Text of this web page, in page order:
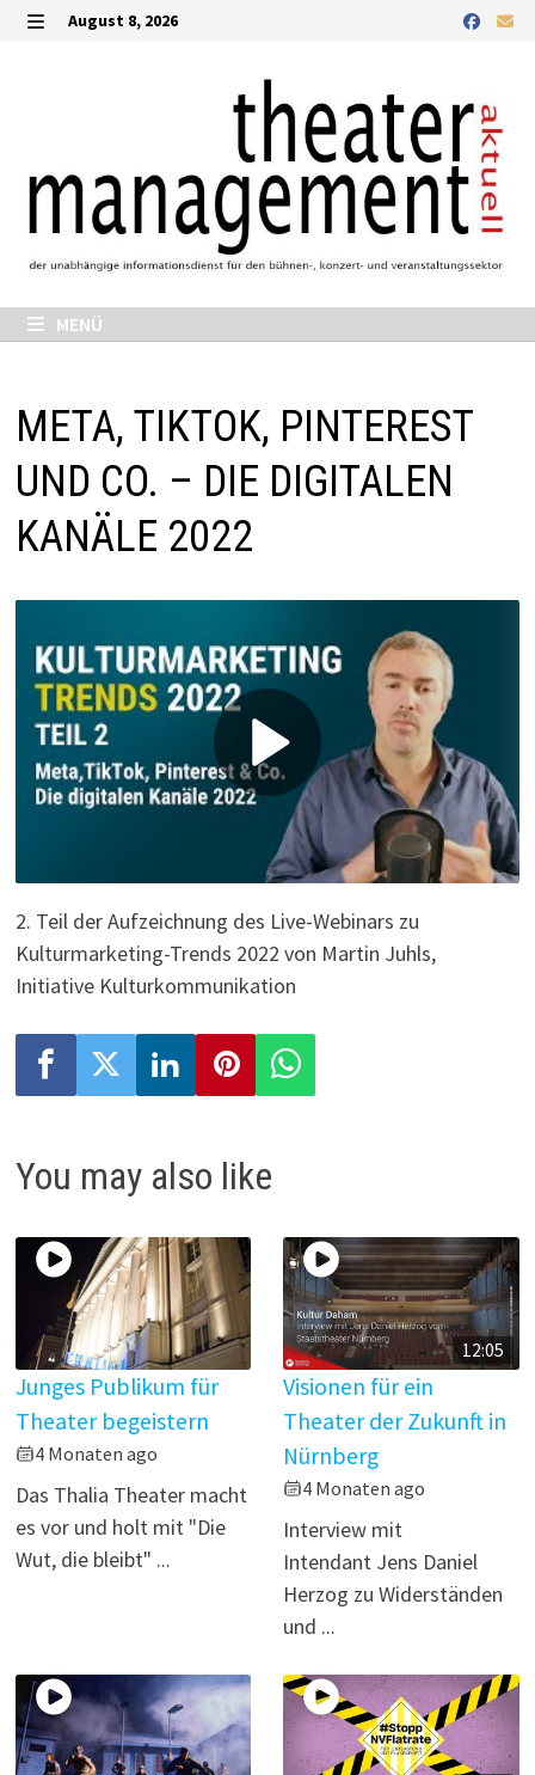
Zurück
August 8, 2026
MENÜ
META, TIKTOK, PINTEREST
UND CO. – DIE DIGITALEN
KANÄLE 2022
P
a
y
V
i
d
o
2. Teil der Aufzeichnung des Live-Webinars zu
Kulturmarketing-Trends 2022 von Martin Juhls,
Initiative Kulturkommunikation
You may also like
Junges Publikum für
Theater begeistern
4 Monaten ago
Das Thalia Theater macht
es vor und holt mit "Die
Wut, die bleibt" ...
12:05
Visionen für ein
Theater der Zukunft in
Nürnberg
4 Monaten ago
Interview mit
Intendant Jens Daniel
Herzog zu Widerständen
und ...